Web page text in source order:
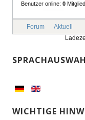
Benutzer online: 0
Forum
Aktuell
WICHTIGE